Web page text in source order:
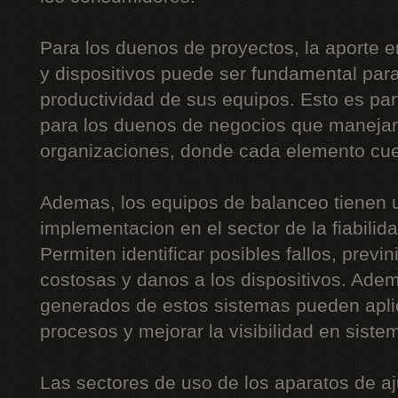
Para los duenos de proyectos, la aporte
y dispositivos puede ser fundamental
productividad de sus equipos. Esto es
para los duenos de negocios que
organizaciones, donde cada elemento
Ademas, los equipos de balanceo tienen
implementacion en el sector de la
Permiten identificar posibles fallos,
costosas y danos a los dispositivos.
generados de estos sistemas pueden
procesos y mejorar la visibilidad en
Las sectores de uso de los aparatos de